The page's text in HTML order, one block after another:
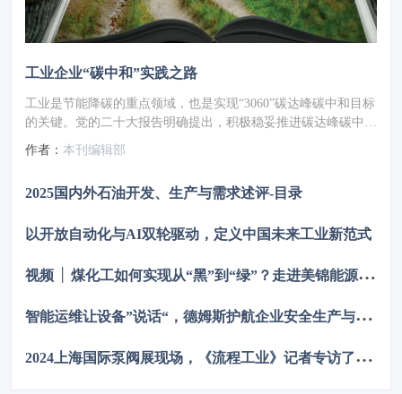
工业企业“碳中和”实践之路
工业是节能降碳的重点领域，也是实现“3060”碳达峰碳中和目标
的关键。党的二十大报告明确提出，积极稳妥推进碳达峰碳中
和，推进降碳、减污、扩绿、增长，完善能源消耗总量和强度调
控，重点控制化石能源消费，逐步转向碳排放总量和强度“双
展方面的成就，了解当下的创新技术和应用，《流程工业》编辑
国内外优秀的工业企业分享观点和产业实践，为广大的流程工业
作者： 本刊编辑部
2025国内外石油开发、生产与需求述评-目录
以开放自动化与AI双轮驱动，定义中国未来工业新范式
视
频 │ 煤化工如何实现从“黑”到“绿”？走进美锦能源低碳发展标杆项目
智
能运维让设备”说话“，德姆斯护航企业安全生产与降本增效
2
024上海国际泵阀展现场，《流程工业》记者专访了中国善若泵业科技有限公司总经理 卢阳